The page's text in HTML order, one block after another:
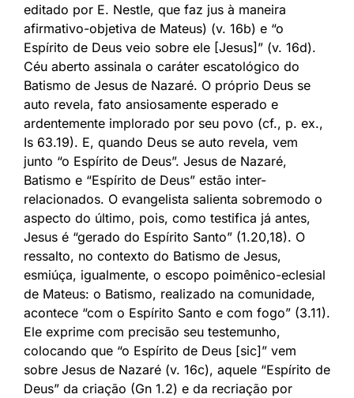
editado por E. Nestle, que faz jus à maneira
afirmativo-objetiva de Mateus) (v. 16b) e “o
Espírito de Deus veio sobre ele [Jesus]” (v. 16d).
Céu aberto assinala o caráter escatológico do
Batismo de Jesus de Nazaré. O próprio Deus se
auto revela, fato ansiosamente esperado e
ardentemente implorado por seu povo (cf., p. ex.,
Is 63.19). E, quando Deus se auto revela, vem
junto “o Espírito de Deus”. Jesus de Nazaré,
Batismo e “Espírito de Deus” estão inter-
relacionados. O evangelista salienta sobremodo o
aspecto do último, pois, como testifica já antes,
Jesus é “gerado do Espírito Santo” (1.20,18). O
ressalto, no contexto do Batismo de Jesus,
esmiúça, igualmente, o escopo poimênico-eclesial
de Mateus: o Batismo, realizado na comunidade,
acontece “com o Espírito Santo e com fogo” (3.11).
Ele exprime com precisão seu testemunho,
colocando que “o Espírito de Deus [sic]” vem
sobre Jesus de Nazaré (v. 16c), aquele “Espírito de
Deus” da criação (Gn 1.2) e da recriação por